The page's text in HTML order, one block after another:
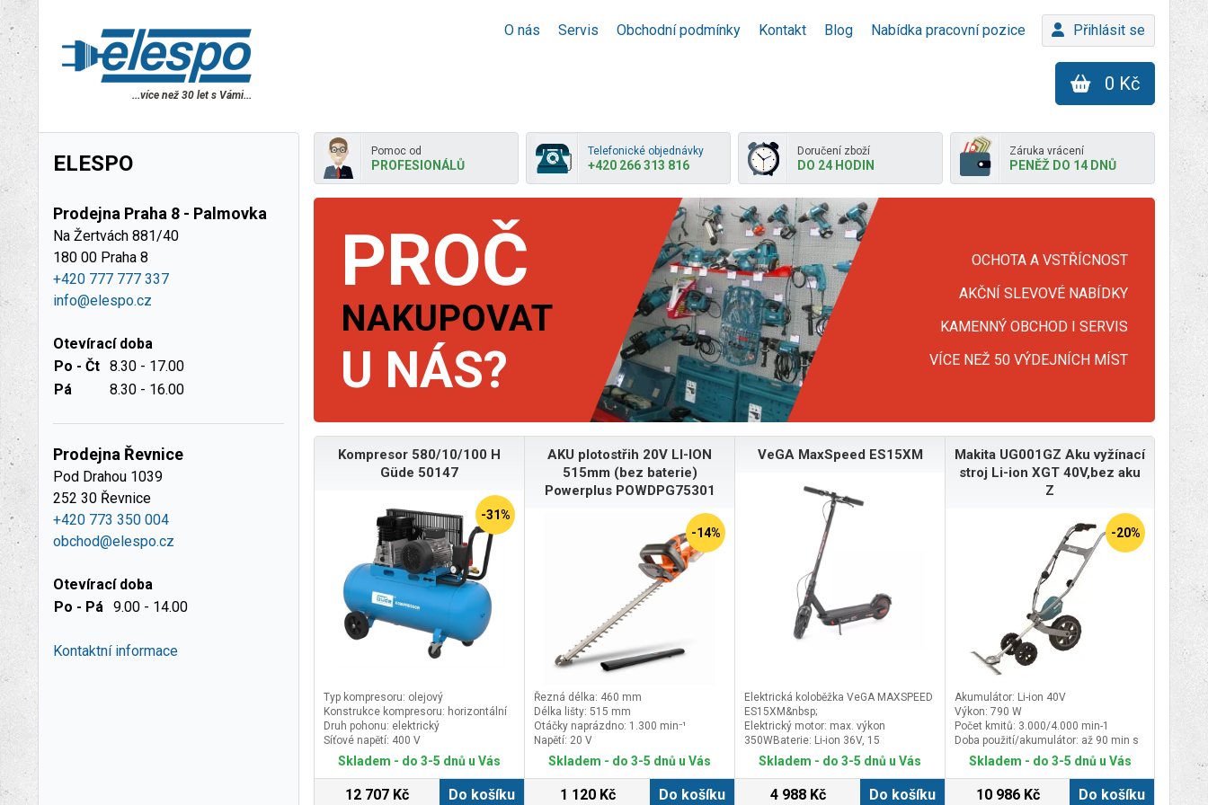
O nás Servis Obchodní podmínky Kontakt Blog Nabídka pracovní pozice Přihlásit se
...více než 30 let s Vámi...
0 Kč
ELESPO
Prodejna Praha 8 - Palmovka
Na Žertvách 881/40
180 00 Praha 8
+420 777 777 337
info@elespo.cz
Otevírací doba
Po - Čt 8.30 - 17.00
Pá
8.30 - 16.00
Prodejna Řevnice
Pod Drahou 1039
252 30 Řevnice
+420 773 350 004
obchod@elespo.cz
Otevírací doba
Po - Pá 9.00 - 14.00
Kontaktní informace
Pomoc od
PROFESIONÁLŮ
Telefonické objednávky
+420 266 313 816
Doručení zboží
DO 24 HODIN
Záruka vrácení
PENĚŽ DO 14 DNŮ
PROČ
NAKUPOVAT
U NÁS?
OCHOTA A VSTŘÍCNOST
AKČNÍ SLEVOVÉ NABÍDKY
KAMENNÝ OBCHOD I SERVIS
VÍCE NEŽ 50 VÝDEJNÍCH MÍST
Kompresor 580/10/100 H
Güde 50147
-31%
Typ kompresoru: olejový
Konstrukce kompresoru: horizontální
Druh pohonu: elektrický
Síťové napětí: 400 V
Skladem - do 3-5 dnů u Vás
12 707 Kč Do košíku
AKU plotostřih 20V LI-ION
515mm (bez baterie)
Powerplus POWDPG75301
-14%
Řezná délka: 460 mm
Délka lišty: 515 mm
Otáčky naprázdno: 1.300 min⁻¹
Napětí: 20 V
Skladem - do 3-5 dnů u Vás
1 120 Kč Do košíku
VeGA MaxSpeed ES15XM
Elektrická koloběžka VeGA MAXSPEED
ES15XM&nbsp;
Elektrický motor: max. výkon
350WBaterie: Li-ion 36V, 15
AhDojezdová vzdálenost: 50-60 km
dle terénu a zatíženíDoba nabíjení: 6-7
hodinyRychlost: 3 nastavitelné režimy
jízdy 15,20,25 km/hodPřední brzda:
Skladem - do 3-5 dnů u Vás
4 988 Kč Do košíku
Makita UG001GZ Aku vyžínací
stroj Li-ion XGT 40V,bez aku
Z
-20%
Akumulátor: Li-ion 40V
Výkon: 790 W
Počet kmitů: 3.000/4.000 min-1
Doba použití/akumulátor: až 90 min s
BL4040F
Skladem - do 3-5 dnů u Vás
10 986 Kč Do košíku